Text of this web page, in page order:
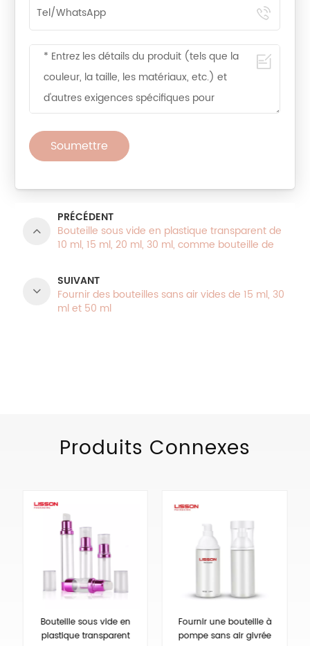
Soumettre
PRÉCÉDENT
Bouteille sous vide en plastique transparent de
10 ml, 15 ml, 20 ml, 30 ml, comme bouteille de
SUIVANT
Fournir des bouteilles sans air vides de 15 ml, 30
ml et 50 ml
Produits Connexes
Bouteille sous vide en
plastique transparent
Fournir une bouteille à
pompe sans air givrée